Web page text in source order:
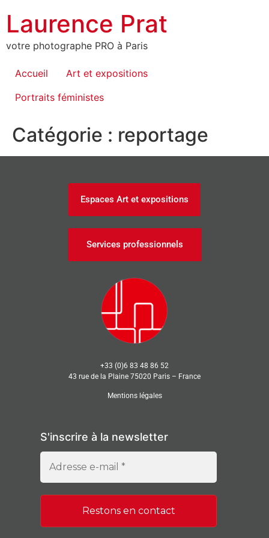
Laurence Prat
votre photographe PRO à Paris
Accueil
Art et expositions
Portraits féministes
Catégorie : reportage
Espaces Art et expositions
Services professionnels
+33 (0)6 83 48 86 52
43 rue de la Plaine 75020 Paris – France
Mentions légales
S'inscrire à la newsletter